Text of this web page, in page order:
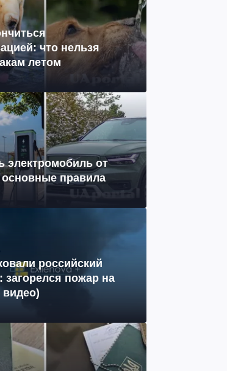
что нельзя
летом
электромобиль от
основные правила
российский
загорелся пожар на